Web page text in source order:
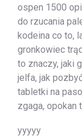
ospen 1500
do rzucania
kodeina co to,
gronkowiec
to znaczy, jaki
jelfa, jak
tabletki na
zgaga, opokan
yyyyy